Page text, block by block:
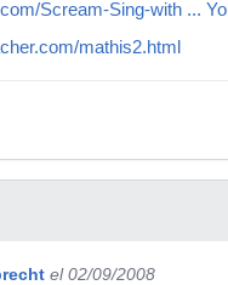
Scream-Sing-with ...
mathis2.html
el 02/09/2008